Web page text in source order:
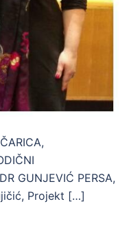
GUNJEVIĆ PERSA,
Projekt […]